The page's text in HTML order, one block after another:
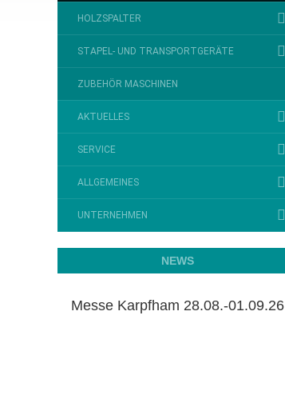
HOLZSPALTER
STAPEL- UND TRANSPORTGERÄTE
ZUBEHÖR MASCHINEN
AKTUELLES
SERVICE
ALLGEMEINES
UNTERNEHMEN
NEWS
Messe Karpfham 28.08.-01.09.26